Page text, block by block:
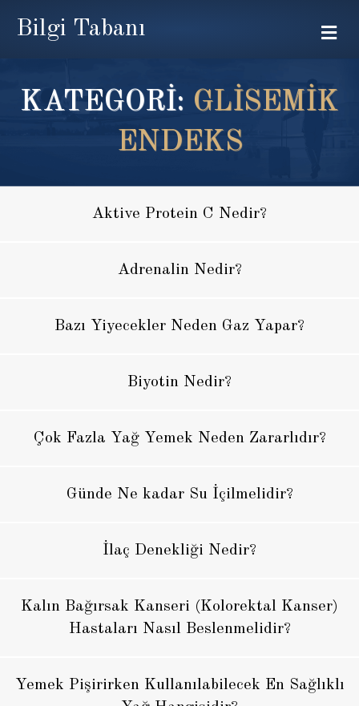
Bilgi Tabanı
KATEGORİ: GLISEMIK
ENDEKS
Aktive Protein C Nedir?
Adrenalin Nedir?
Bazı Yiyecekler Neden Gaz Yapar?
Biyotin Nedir?
Çok Fazla Yağ Yemek Neden Zararlıdır?
Günde Ne kadar Su İçilmelidir?
İlaç Denekliği Nedir?
Kalın Bağırsak Kanseri (Kolorektal Kanser)
Hastaları Nasıl Beslenmelidir?
Yemek Pişirirken Kullanılabilecek En Sağlıklı